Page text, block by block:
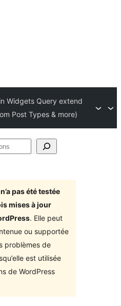
Widgets Query extend
Post Types & more)
n’a pas été testée
mises à jour
. Elle peut
ou supportée
problèmes de
est utilisée
de WordPress